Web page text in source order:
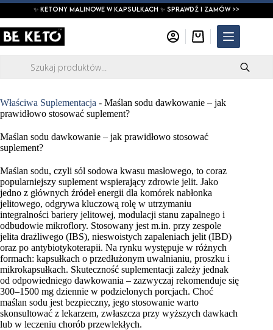
Przejdź
treści
✨ ketony malinowe w kapsułkach ✨ SPRAWDŹ I ZAMÓW >>
Koszyk
produktów
Właściwa Suplementacja - Maślan sodu dawkowanie – jak
prawidłowo stosować suplement?
Maślan sodu dawkowanie – jak prawidłowo stosować
suplement?
Maślan sodu, czyli sól sodowa kwasu masłowego, to coraz
popularniejszy suplement wspierający zdrowie jelit. Jako
jedno z głównych źródeł energii dla komórek nabłonka
jelitowego, odgrywa kluczową rolę w utrzymaniu
integralności bariery jelitowej, modulacji stanu zapalnego i
odbudowie mikroflory. Stosowany jest m.in. przy zespole
jelita drażliwego (IBS), nieswoistych zapaleniach jelit (IBD)
oraz po antybiotykoterapii. Na rynku występuje w różnych
formach: kapsułkach o przedłużonym uwalnianiu, proszku i
mikrokapsułkach. Skuteczność suplementacji zależy jednak
od odpowiedniego dawkowania – zazwyczaj rekomenduje się
300–1500 mg dziennie w podzielonych porcjach. Choć
maślan sodu jest bezpieczny, jego stosowanie warto
skonsultować z lekarzem, zwłaszcza przy wyższych dawkach
lub w leczeniu chorób przewlekłych.